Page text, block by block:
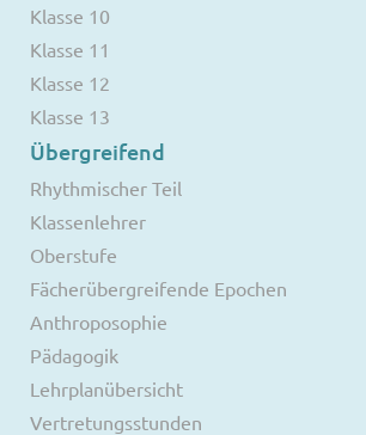
Klasse 10
Klasse 11
Klasse 12
Klasse 13
Übergreifend
Rhythmischer Teil
Klassenlehrer
Oberstufe
Fächerübergreifende Epochen
Anthroposophie
Pädagogik
Lehrplanübersicht
Vertretungsstunden